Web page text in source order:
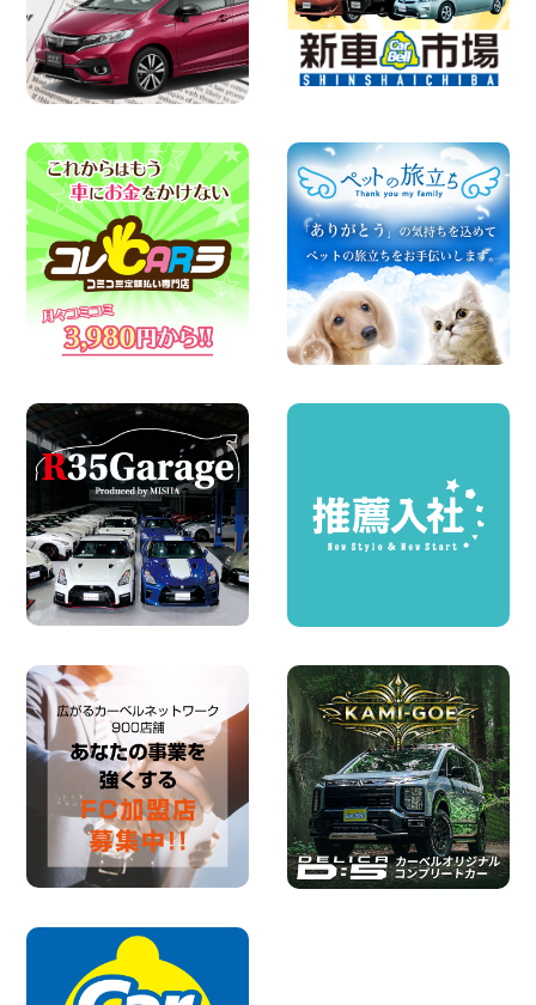
お引越しに便利で最適!(禁煙車両) 香川県
坂出川津店
100円レンタカー 坂出川津
2026年08月07日
【カーシェアのレンタカーが2台になりま
100円レンタカー 各務原那加
2026年08月06日
空き有ります!!コンパクトSUV 軽 ミニバ
ン 軽トラ 車種多数!!関東圏必見♪ 東京都
町田根岸店
100円レンタカー 町田根岸
2026年08月06日
体調崩してませんか?? 兵庫県 加古川店
100円レンタカー 加古川
2026年08月06日
ハイエースワゴンGL!!クルーズコントロ
ールが付いている〜!! 福島県 福島笹木野
2026年08月05日
※※超格安日額5,800円※※荷物運びに最適
の軽バンのレンタカー!! 出雲ドーム前店
島根県 出雲ドーム前店